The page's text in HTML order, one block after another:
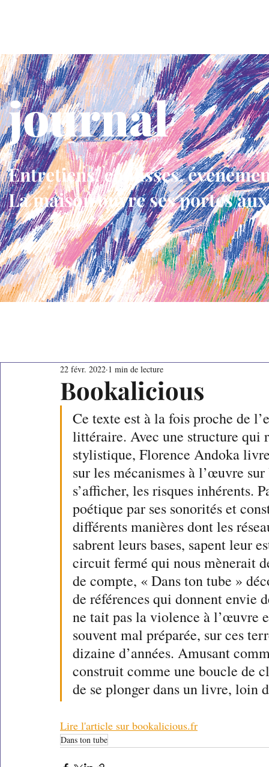
journal
Entretiens, coulisses,
La maison ouvre ses portes
Bookalicious
22 févr. 2022 1 min de lecture
Ce texte est à la fois proche de
littéraire. Avec une structure qui
stylistique, Florence Andoka
sur les mécanismes à l’œuvre
s’afficher, les risques inhérents.
poétique par ses sonorités et
différents manières dont les
sabrent leurs bases, sapent leur
circuit fermé qui nous mènerait
de compte, « Dans ton tube »
de références qui donnent
ne tait pas la violence à l’œuvre
souvent mal préparée, sur ces
dizaine d’années. Amusant
construit comme une boucle de
de se plonger dans un livre, loin
Lire l'article sur bookalicious.fr
Dans ton tube